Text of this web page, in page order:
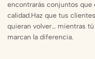
encontrarás conjuntos
calidad.Haz que tus
quieran volver… mientras
marcan la diferencia.